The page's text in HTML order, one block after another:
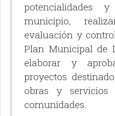
potencialidades
municipio,
evaluación y
Plan Municipal de
elaborar y
proyectos
obras y servicios
comunidades.